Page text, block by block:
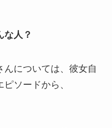
な人？
については、彼女自
ソードから、